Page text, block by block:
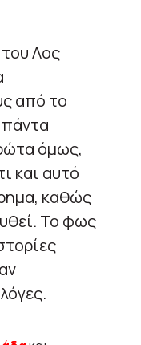
του Λος
από το
όμως,
και αυτό
καθώς
Το φως